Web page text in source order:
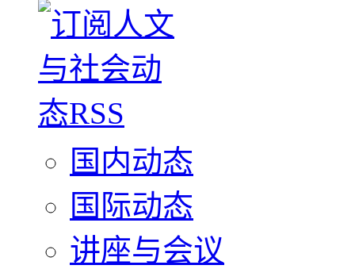
国内动态
国际动态
讲座与会议